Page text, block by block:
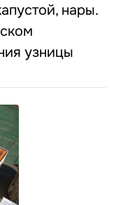
нары.
узницы